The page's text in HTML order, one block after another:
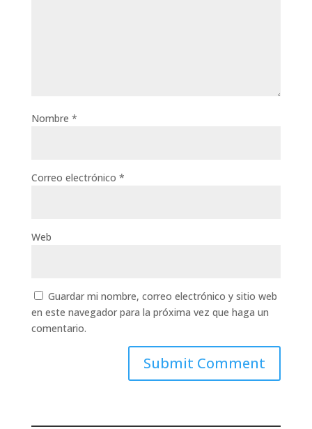
Nombre *
Correo electrónico *
Web
Guardar mi nombre, correo electrónico y sitio web
en este navegador para la próxima vez que haga un
comentario.